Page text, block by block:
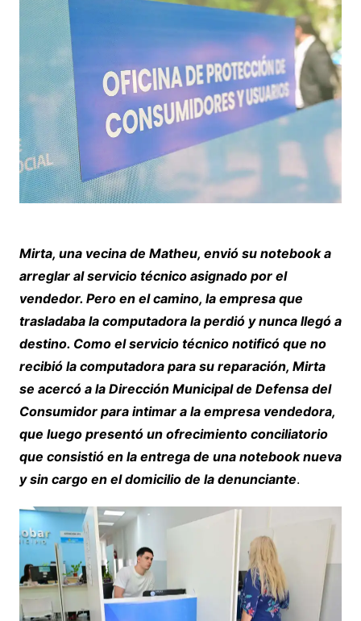
Mirta, una vecina de Matheu, envió su notebook a
arreglar al servicio técnico asignado por el
vendedor. Pero en el camino, la empresa que
trasladaba la computadora la perdió y nunca llegó a
destino. Como el servicio técnico notificó que no
recibió la computadora para su reparación, Mirta
se acercó a la Dirección Municipal de Defensa del
Consumidor para intimar a la empresa vendedora,
que luego presentó un ofrecimiento conciliatorio
que consistió en la entrega de una notebook nueva
y sin cargo en el domicilio de la denunciante.